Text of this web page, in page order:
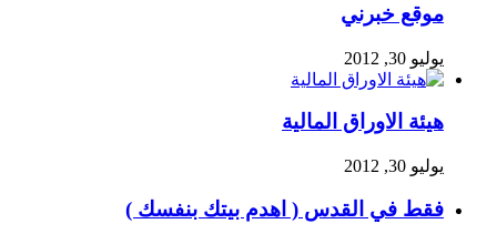
موقع خبرني
يوليو 30, 2012
هيئة الاوراق المالية
يوليو 30, 2012
فقط في القدس ( اهدم بيتك بنفسك )